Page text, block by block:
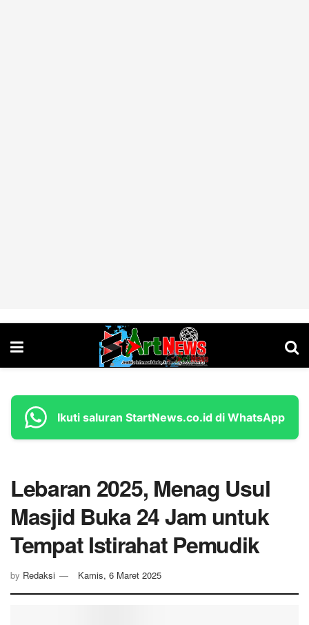
Ikuti saluran StartNews.co.id di WhatsApp
Lebaran 2025, Menag Usul
Masjid Buka 24 Jam untuk
Tempat Istirahat Pemudik
by Redaksi Kamis, 6 Maret 2025